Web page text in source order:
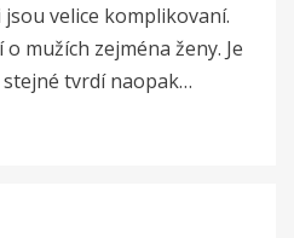
velice komplikovaní.
mužích zejména ženy. Je
tvrdí naopak…